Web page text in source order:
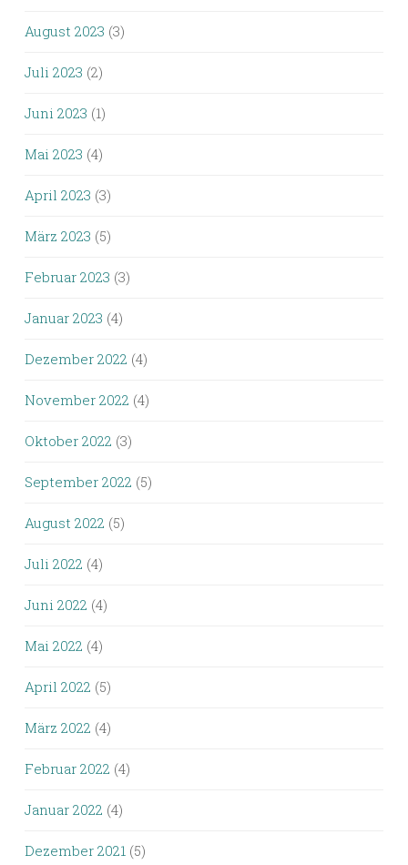
August 2023 (3)
Juli 2023 (2)
Juni 2023 (1)
Mai 2023 (4)
April 2023 (3)
März 2023 (5)
Februar 2023 (3)
Januar 2023 (4)
Dezember 2022 (4)
November 2022 (4)
Oktober 2022 (3)
September 2022 (5)
August 2022 (5)
Juli 2022 (4)
Juni 2022 (4)
Mai 2022 (4)
April 2022 (5)
März 2022 (4)
Februar 2022 (4)
Januar 2022 (4)
Dezember 2021 (5)